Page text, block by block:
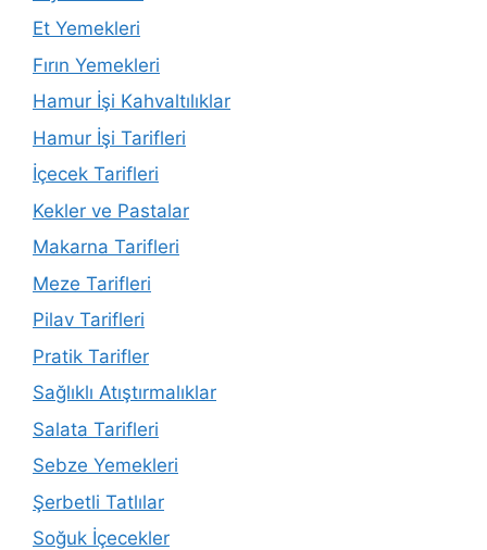
Et Yemekleri
Fırın Yemekleri
Hamur İşi Kahvaltılıklar
Hamur İşi Tarifleri
İçecek Tarifleri
Kekler ve Pastalar
Makarna Tarifleri
Meze Tarifleri
Pilav Tarifleri
Pratik Tarifler
Sağlıklı Atıştırmalıklar
Salata Tarifleri
Sebze Yemekleri
Şerbetli Tatlılar
Soğuk İçecekler